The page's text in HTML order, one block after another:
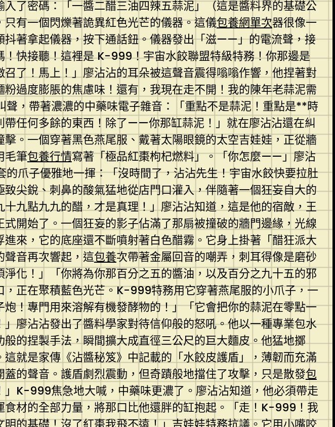
了密碼：「一醬二醋三油四辣五蒜泥」（這是醬料界的基礎公
有一個閃爍著詭異紅色光芒的儀器。這儀包養網單次器很像一
著拿起儀器，按下通話鈕。儀器發出「滋——」的電流聲，接
快接聽！這裡是 K-999！宇宙水餃聯盟特級特務！你那邊是
了！馬上！」廖沾沾的耳朵被這聲音震得嗡嗡作響，他捏著對
過度膨脹的焦慮味！還有，我現在走不開！我的陳年老蒜泥需
，帶著濃濃的中藥味電子雜音：「重點不是蒜泥！重點是**時
任何多餘的東西！除了——你那缸蒜泥！」就在廖沾沾還在糾
。一個穿著黑色燕尾服、戴著太陽眼鏡的太空吉娃娃，正從牆
毛筆包養行情寫著「極品紅棗枸杞燃料」。「你怎麼——」廖沾
爪子優雅地一揮：「沒時間了，沾沾先生！宇宙水餃快要拉肚
尖銳、刺鼻的酸氣猛地從店門口灌入，伴隨著一個狂妄自大的
九點九九的醋，才是真理！」廖沾沾知道，這是他的宿敵，王
開始了。一個狂妄的影子佔滿了那扇被撞破的牆門邊緣，光線
來，它的底座還不斷噴射著白色醋霧。它身上掛著「醋狂派大
聲音再次響起，這包養次帶著金屬回音的嘲弄，刺耳得像是磨砂
化！」「你將為你那百分之五的醬油，以及百分之九十五的邪
正在聚積藍色光芒。K-999特務用它穿著燕尾服的小爪子，一
！專門用來溶解有機發酵物的！」「它會把你的蒜泥在零點一
廖沾沾發出了醬料學家對待信仰般的怒吼。他以一種專業包水
的捏製手法，瞬間擴大成直徑三公尺的巨大麵皮。他猛地擲
這就是家傳《沾醬秘笈》中記載的「水餃皮護盾」，薄韌而充滿
的聲音。護盾劇烈震動，但奇蹟般地擋住了攻擊，只是散發包
K-999焦急地大喊，中藥味更濃了。廖沾沾知道，他必須帶走
材的全部力量，將那口比他還胖的缸抱起。「走！K-999！我